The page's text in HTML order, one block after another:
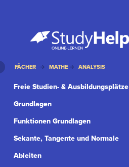
FÄCHER MATHE ANALYSIS
Freie Studien- & Ausbildungsplätze
Grundlagen
Funktionen Grundlagen
Sekante, Tangente und Normale
Ableiten